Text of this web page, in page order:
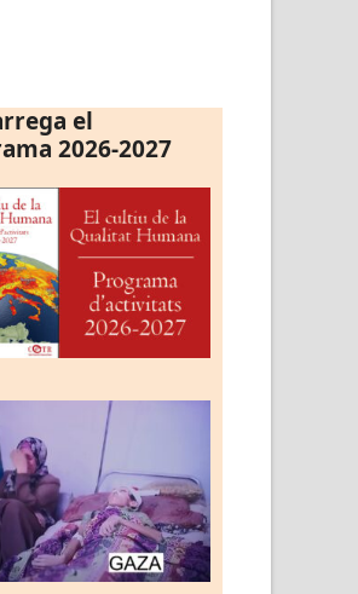
el
2026-2027